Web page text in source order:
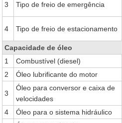
3 Tipo de freio de emergência
4 Tipo de freio de estacionamento
Capacidade de óleo
1
Combustível (diesel)
2
Óleo lubrificante do motor
3
Óleo para conversor e caixa de
velocidades
4 Óleo para o sistema hidráulico